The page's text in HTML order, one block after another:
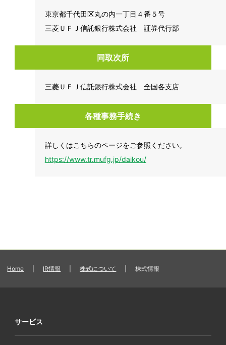
東京都千代田区丸の内一丁目４番５号
三菱ＵＦＪ信託銀行株式会社 証券代行部
同取次所
三菱ＵＦＪ信託銀行株式会社 全国各支店
各種事務手続き
詳しくはこちらのページをご参照ください。
https://www.tr.mufg.jp/daikou/
Home IR情報 株式について 株式情報
サービス